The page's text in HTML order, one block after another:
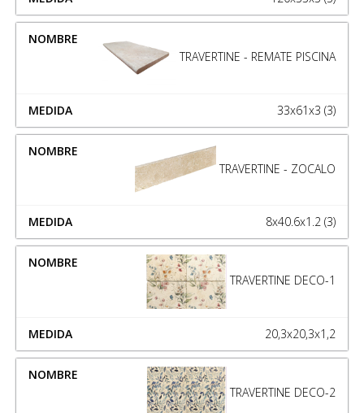
TRAVERTINE - REMATE PISCINA
33x61x3 (3)
TRAVERTINE - ZOCALO
8x40.6x1.2 (3)
TRAVERTINE DECO-1
20,3x20,3x1,2
TRAVERTINE DECO-2